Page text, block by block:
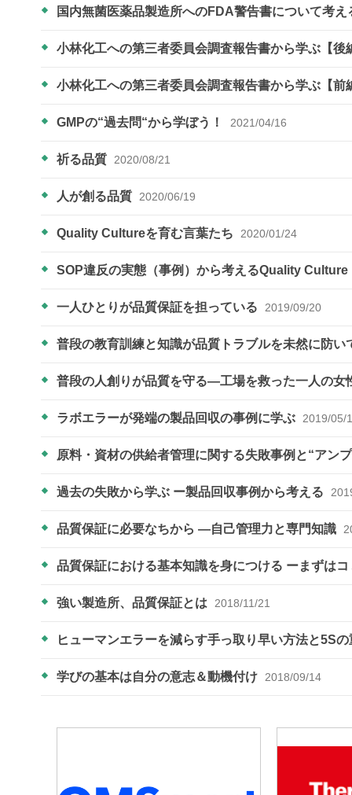
国内無菌医薬品製造所へのFDA警告書について考
小林化工への第三者委員会調査報告書から学ぶ【後
小林化工への第三者委員会調査報告書から学ぶ【前
GMPの“過去問“から学ぼう！ 2021/04/16
祈る品質 2020/08/21
人が創る品質 2020/06/19
Quality Cultureを育む言葉たち 2020/01/24
SOP違反の実態（事例）から考えるQuality Culture
一人ひとりが品質保証を担っている 2019/09/20
普段の教育訓練と知識が品質トラブルを未然に防い
普段の人創りが品質を守る―工場を救った一人の女
ラボエラーが発端の製品回収の事例に学ぶ 2019/05/
原料・資材の供給者管理に関する失敗事例と“アン
過去の失敗から学ぶ ー製品回収事例から考える
品質保証に必要なちから ―自己管理力と専門知識
品質保証における基本知識を身につける ーまずは
強い製造所、品質保証とは 2018/11/21
ヒューマンエラーを減らす手っ取り早い方法と5S
学びの基本は自分の意志＆動機付け 2018/09/14